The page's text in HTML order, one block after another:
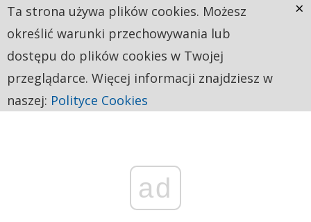
ad
Ta strona używa plików cookies. Możesz
określić warunki przechowywania lub
dostępu do plików cookies w Twojej
przeglądarce. Więcej informacji znajdziesz w
naszej: Polityce Cookies
×